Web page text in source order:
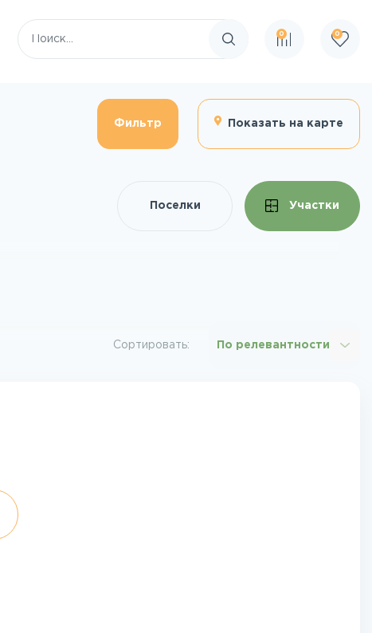
Поиск по сайту
0 0
Фильтр Показать на карте
Поселки Участки
Сортировать: По релевантности